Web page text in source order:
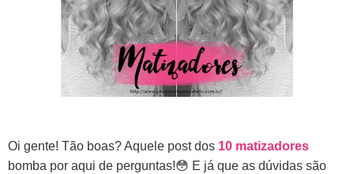
Oi gente! Tão boas? Aquele post dos 10 matizadores
bomba por aqui de perguntas!😳 E já que as dúvidas são